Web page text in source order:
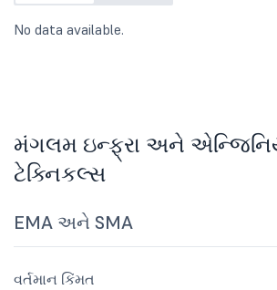
No data available.
મંગલમ ઇન્ફ્રા અને
ટેક્નિકલ્સ
EMA અને SMA
વર્તમાન કિંમત